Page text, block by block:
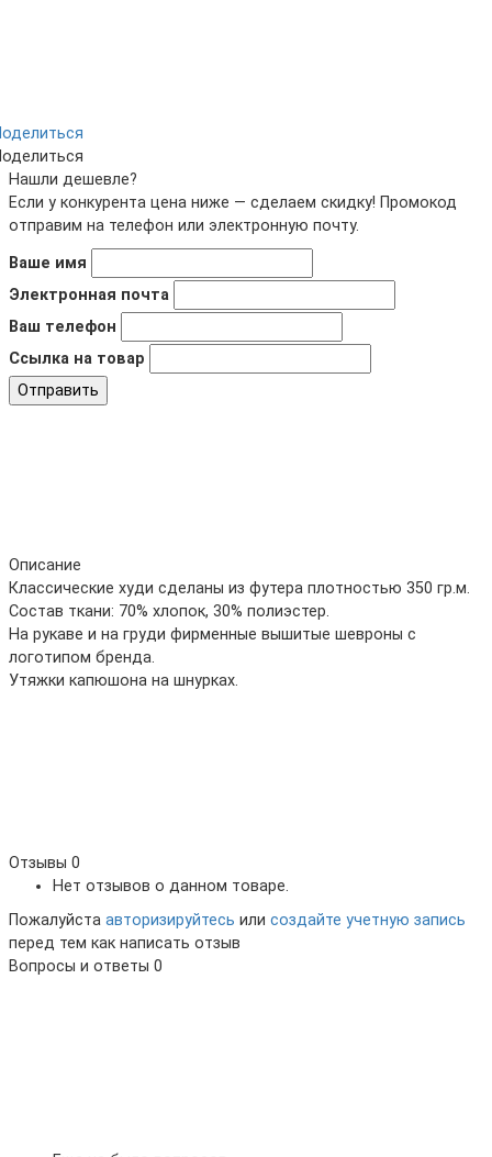
Нашли дешевле?
Если у конкурента цена ниже — сделаем скидку! Промокод
отправим на телефон или электронную почту.
Ваше имя
Электронная почта
Ваш телефон
Ссылка на товар
Отправить
Описание
Классические худи сделаны из футера плотностью 350 гр.м.
Состав ткани: 70% хлопок, 30% полиэстер.
На рукаве и на груди фирменные вышитые шевроны с
логотипом бренда.
Утяжки капюшона на шнурках.
Отзывы 0
Нет отзывов о данном товаре.
Пожалуйста авторизируйтесь или создайте учетную запись
перед тем как написать отзыв
Вопросы и ответы 0